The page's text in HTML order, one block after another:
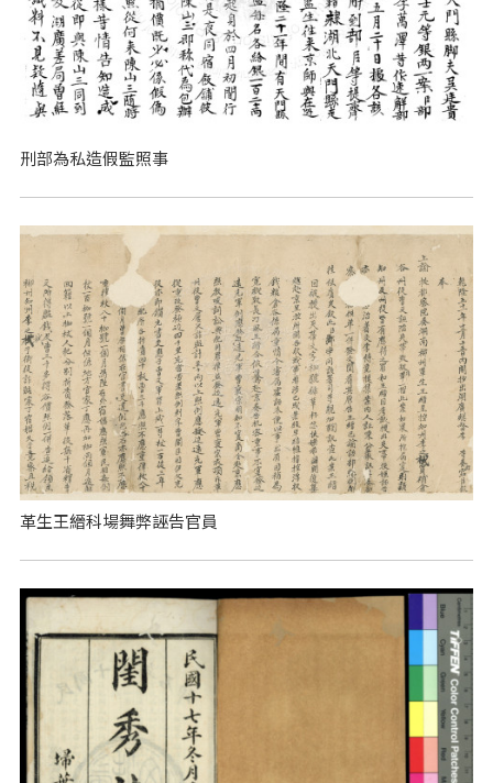
刑部為私造假監照事
革生王縉科場舞弊誣告官員